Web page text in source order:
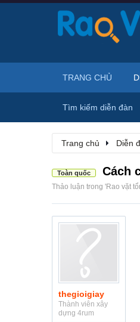
Trang chủ Diễn
Toàn quốc Cách
Thảo luận trong 'Rao vặt
thegioigiay
Thành viên xây
dựng 4rum
TRANG CHỦ
Tìm kiếm diễn đàn